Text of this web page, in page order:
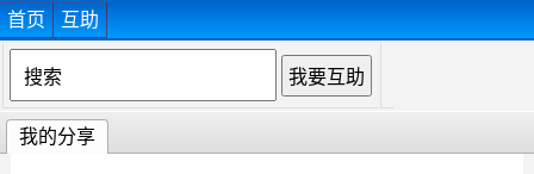
首页 互助
我的分享